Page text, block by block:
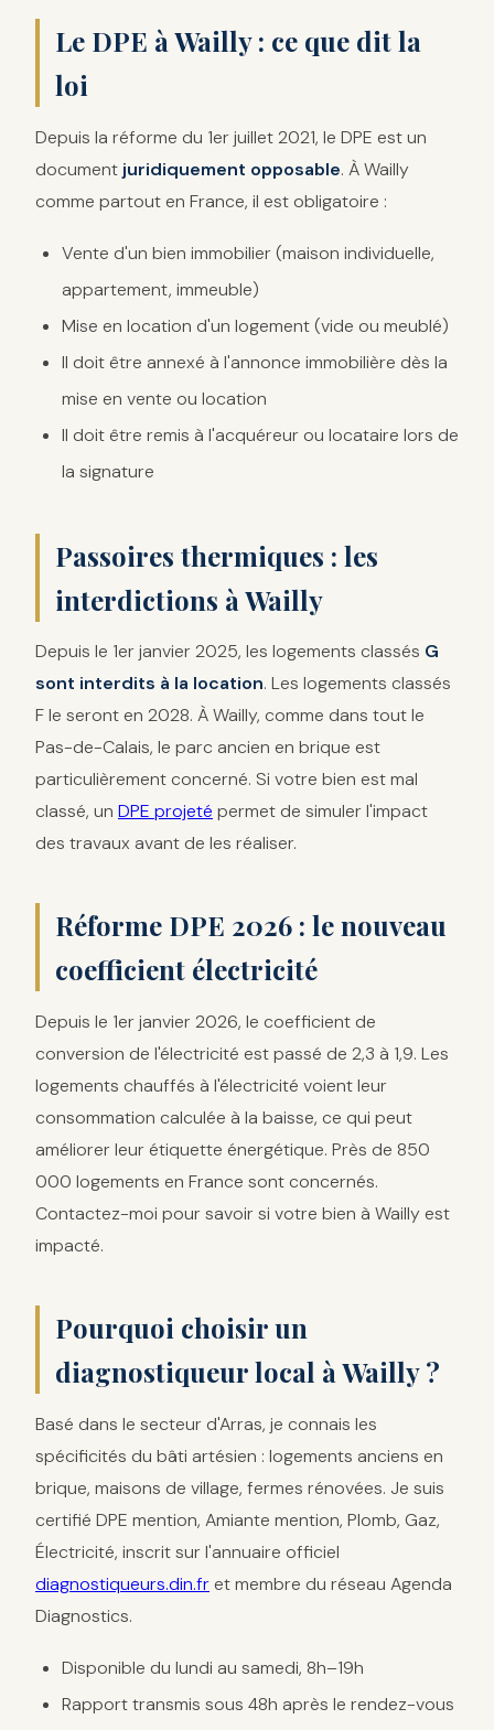
Le DPE à Wailly : ce que dit la
loi
Depuis la réforme du 1er juillet 2021, le DPE est un
document juridiquement opposable. À Wailly
comme partout en France, il est obligatoire :
Vente d'un bien immobilier (maison individuelle,
appartement, immeuble)
Mise en location d'un logement (vide ou meublé)
Il doit être annexé à l'annonce immobilière dès la
mise en vente ou location
Il doit être remis à l'acquéreur ou locataire lors de
la signature
Passoires thermiques : les
interdictions à Wailly
Depuis le 1er janvier 2025, les logements classés G
sont interdits à la location. Les logements classés
F le seront en 2028. À Wailly, comme dans tout le
Pas-de-Calais, le parc ancien en brique est
particulièrement concerné. Si votre bien est mal
classé, un DPE projeté permet de simuler l'impact
des travaux avant de les réaliser.
Réforme DPE 2026 : le nouveau
coefficient électricité
Depuis le 1er janvier 2026, le coefficient de
conversion de l'électricité est passé de 2,3 à 1,9. Les
logements chauffés à l'électricité voient leur
consommation calculée à la baisse, ce qui peut
améliorer leur étiquette énergétique. Près de 850
000 logements en France sont concernés.
Contactez-moi pour savoir si votre bien à Wailly est
impacté.
Pourquoi choisir un
diagnostiqueur local à Wailly ?
Basé dans le secteur d'Arras, je connais les
spécificités du bâti artésien : logements anciens en
brique, maisons de village, fermes rénovées. Je suis
certifié DPE mention, Amiante mention, Plomb, Gaz,
Électricité, inscrit sur l'annuaire officiel
diagnostiqueurs.din.fr et membre du réseau Agenda
Diagnostics.
Disponible du lundi au samedi, 8h–19h
Rapport transmis sous 48h après le rendez-vous